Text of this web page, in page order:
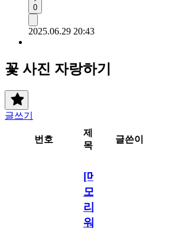
0
2025.06.29 20:43
꽃 사진 자랑하기
글쓰기
번호
제
목
글쓴이
[메
모
리
워